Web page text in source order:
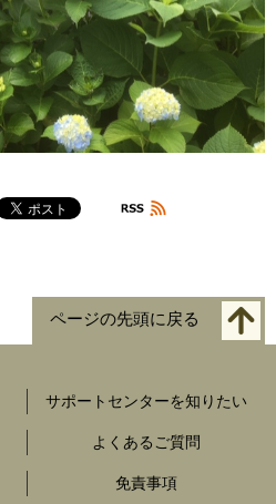
ページの先頭に戻る
サポートセンターを知りたい
よくあるご質問
免責事項